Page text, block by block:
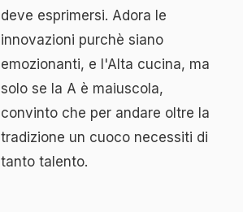
deve esprimersi. Adora le
innovazioni purchè siano
emozionanti, e l'Alta cucina, ma
solo se la A è maiuscola,
convinto che per andare oltre la
tradizione un cuoco necessiti di
tanto talento.